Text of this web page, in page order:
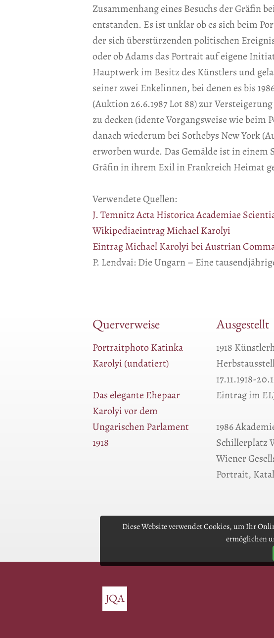
Diese Website verwendet Cookies, um Ihr
ermöglichen
Zusammenhang eines Besuchs der Gräfin
entstanden. Es ist unklar ob es sich beim
der sich überstürzenden politischen
oder ob Adams das Portrait auf eigene
Hauptwerk im Besitz des Künstlers und
seiner zwei Enkelinnen, bei denen es bis
(Auktion 26.6.1987 Lot 88) zur
zu decken (idente Vorgangsweise wie beim
danach wiederum bei Sothebys New York
erworben wurde. Das Gemälde ist in
Gräfin in ihrem Exil in Frankreich Heimat
Verwendete Quellen:
J. Temnitz Acta Historica Academiae
Wikipediaeintrag Michael Karolyi
Eintrag Michael Karolyi bei Austrian
P. Lendvai: Die Ungarn – Eine
Querverweise
Portraitphoto Katinka
Karolyi (undatiert)
Das elegante Ehepaar
Karolyi vor dem
Ungarischen Parlament
1918
Ausgestellt
1918
17.11.1918-
Eintrag im
1986
Schillerplatz
Wiener
Portrait,